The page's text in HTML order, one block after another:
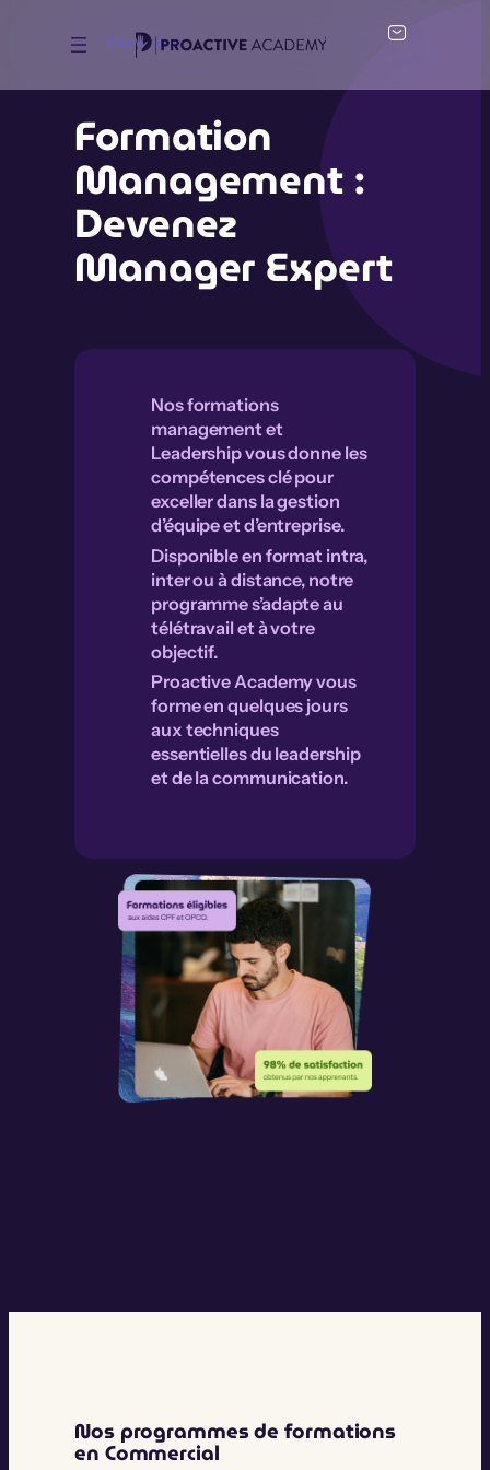
Formation
Formation
Management :
Devenez
Manager Expert
Nosformations
managementet
Leadership vous donne les
compétences clé pour
exceller dans lagestion
d’équipeet d’entreprise.
Disponible en format intra,
inter ou à distance, notre
programme s’adapte au
télétravail et à votre
objectif.
Proactive Academy vous
forme en quelques jours
aux techniques
essentielles du leadership
et de la communication.
Nos programmes de formations
en Commercial